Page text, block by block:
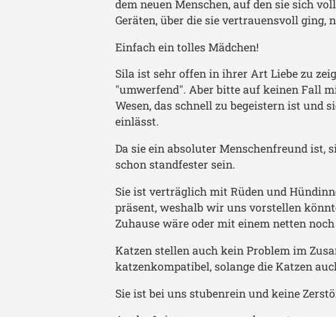
dem neuen Menschen, auf den sie sich
Geräten, über die sie vertrauensvoll ging,
Einfach ein tolles Mädchen!
Sila ist sehr offen in ihrer Art Liebe zu
"umwerfend". Aber bitte auf keinen Fall
Wesen, das schnell zu begeistern ist und
einlässt.
Da sie ein absoluter Menschenfreund ist,
schon standfester sein.
Sie ist verträglich mit Rüden und
präsent, weshalb wir uns vorstellen
Zuhause wäre oder mit einem netten
Katzen stellen auch kein Problem im
katzenkompatibel, solange die Katzen
Sie ist bei uns stubenrein und keine